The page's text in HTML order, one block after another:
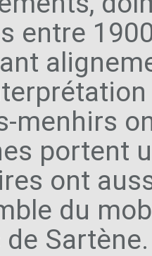
entre
menhirs
portent
ont
du
Sartène.